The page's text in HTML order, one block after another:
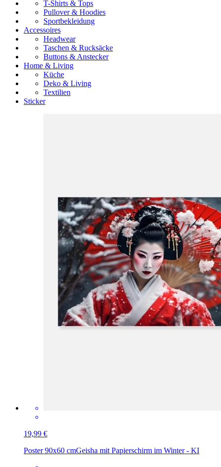
T-Shirts & Tops
Pullover & Hoodies
Sportbekleidung
Accessoires
Headwear
Taschen & Rucksäcke
Buttons & Anstecker
Home & Living
Küche
Deko & Living
Textilien
Sticker
19,99 €
Poster 90x60 cmGeisha mit Papierschirm im Winter - KI